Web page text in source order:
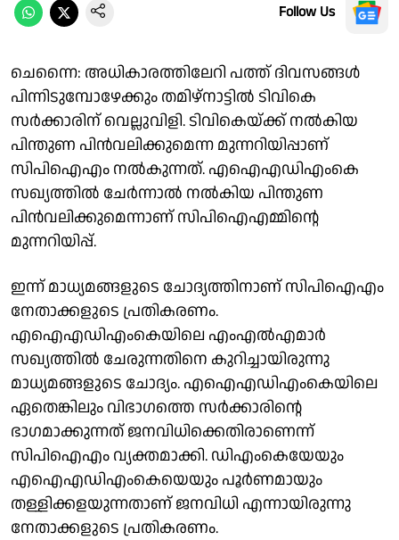
Follow Us
ചെന്നൈ: അധികാരത്തിലേറി പത്ത് ദിവസങ്ങള്‍
പിന്നിടുമ്പോഴേക്കും തമിഴ്‌നാട്ടില്‍ ടിവികെ
സര്‍ക്കാരിന് വെല്ലുവിളി. ടിവികെയ്ക്ക് നല്‍കിയ
പിന്തുണ പിന്‍വലിക്കുമെന്ന മുന്നറിയിപ്പാണ്
സിപിഐഎം നല്‍കുന്നത്. എഐഎഡിഎംകെ
സഖ്യത്തില്‍ ചേര്‍ന്നാല്‍ നല്‍കിയ പിന്തുണ
പിന്‍വലിക്കുമെന്നാണ് സിപിഐഎമ്മിന്റെ
മുന്നറിയിപ്പ്.
ഇന്ന് മാധ്യമങ്ങളുടെ ചോദ്യത്തിനാണ് സിപിഐഎം
നേതാക്കളുടെ പ്രതികരണം.
എഐഎഡിഎംകെയിലെ എംഎല്‍എമാര്‍
സഖ്യത്തില്‍ ചേരുന്നതിനെ കുറിച്ചായിരുന്നു
മാധ്യമങ്ങളുടെ ചോദ്യം. എഐഎഡിഎംകെയിലെ
ഏതെങ്കിലും വിഭാഗത്തെ സര്‍ക്കാരിന്റെ
ഭാഗമാക്കുന്നത് ജനവിധിക്കെതിരാണെന്ന്
സിപിഐഎം വ്യക്തമാക്കി. ഡിഎംകെയേയും
എഐഎഡിഎംകെയെയും പൂര്‍ണമായും
തള്ളിക്കളയുന്നതാണ് ജനവിധി എന്നായിരുന്നു
നേതാക്കളുടെ പ്രതികരണം.